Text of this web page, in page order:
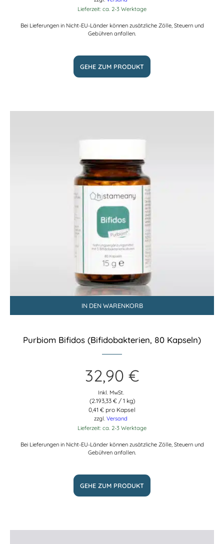
Lieferzeit: ca. 2-3 Werktage
Bei Lieferungen in Nicht-EU-Länder können zusätzliche Zölle, Steuern und
Gebühren anfallen.
GEHE ZUM PRODUKT
IN DEN WARENKORB
Purbiom Bifidos (Bifidobakterien, 80 Kapseln)
32,90 €
Inkl. MwSt.
(2.193,33 €/ 1 kg)
0,41 € pro Kapsel
zzgl. Versand
Lieferzeit: ca. 2-3 Werktage
Bei Lieferungen in Nicht-EU-Länder können zusätzliche Zölle, Steuern und
Gebühren anfallen.
GEHE ZUM PRODUKT